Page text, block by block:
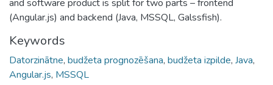
and software product is split for two parts – frontend
(Angular.js) and backend (Java, MSSQL, Galssfish).
Keywords
Datorzinātne, budžeta prognozēšana, budžeta izpilde, Java,
Angular.js, MSSQL